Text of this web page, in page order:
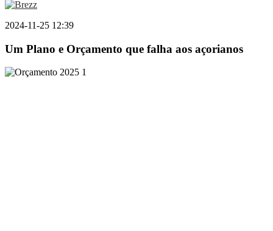
2024-11-25 12:39
Um Plano e Orçamento que falha aos açorianos